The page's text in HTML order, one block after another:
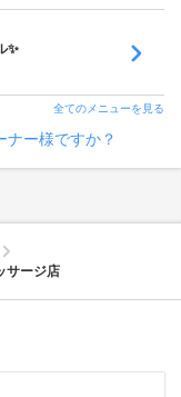
✨
全てのメニューを見る
ー様ですか？
サージ店